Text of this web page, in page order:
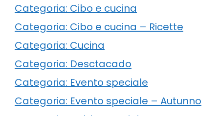
Categoria: Cibo e cucina
Categoria: Cibo e cucina – Ricette
Categoria: Cucina
Categoria: Desctacado
Categoria: Evento speciale
Categoria: Evento speciale – Autunno